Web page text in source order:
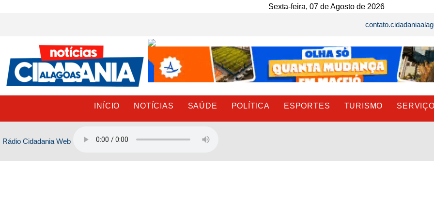
Sexta-feira, 07 de Agosto de 2026
INÍCIO NOTÍCIAS SAÚDE POLÍTICA ESPORTES TURISMO
Rádio Cidadania Web